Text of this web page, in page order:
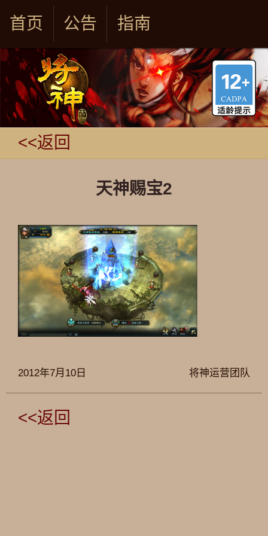
首页 公告 指南
<<返回
天神赐宝2
将神运营团队
2012年7月10日
<<返回